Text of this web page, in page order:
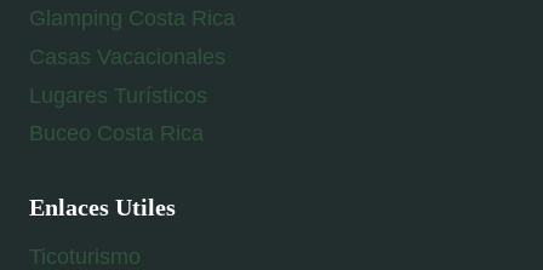
Glamping Costa Rica
Casas Vacacionales
Lugares Turísticos
Buceo Costa Rica
Enlaces Utiles
Ticoturismo